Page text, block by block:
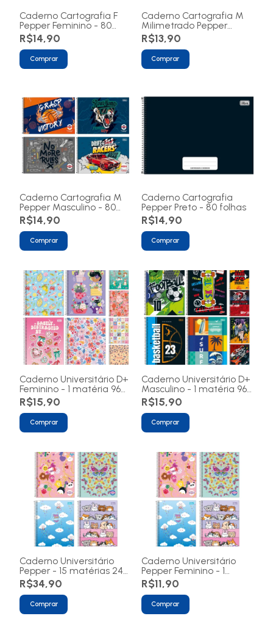
Caderno Cartografia F
Pepper Feminino - 80
folhas
R$14,90
Comprar
Caderno Cartografia M
Milimetrado Pepper
Masculino - 80 folhas
R$13,90
Comprar
Caderno Cartografia M
Pepper Masculino - 80
folhas
R$14,90
Comprar
Caderno Cartografia
Pepper Preto - 80 folhas
R$14,90
Comprar
Caderno Universitário D+
Feminino - 1 matéria 96
folhas
R$15,90
Comprar
Caderno Universitário D+
Masculino - 1 matéria 96
folhas
R$15,90
Comprar
Caderno Universitário
Pepper - 15 matérias 240
folhas
R$34,90
Comprar
Caderno Universitário
Pepper Feminino - 1
matéria 80 folhas
R$11,90
Comprar